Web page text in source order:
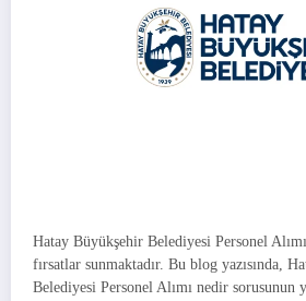
Hatay Büyükşehir Belediyesi Personel
fırsatlar sunmaktadır. Bu blog yazısında,
Belediyesi Personel Alımı nedir sorusunun